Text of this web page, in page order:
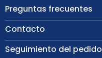
Preguntas frecuentes
Contacto
Seguimiento del pedido